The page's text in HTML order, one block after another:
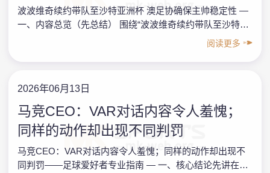
波波维奇续约带队至沙特亚洲杯 澳足协确保主帅稳定性 —
一、内容总览（先总结） 围绕“波波维奇续约带队至沙特亚
洲杯，澳足协确保主帅稳定性”这件事，可以归纳出……
阅读更多
2026年06月13日
马竞CEO：VAR对话内容令人羞愧；
同样的动作却出现不同判罚
马竞CEO：VAR对话内容令人羞愧；同样的动作却出现不
同判罚——足球爱好者专业指南 — 一、核心结论先讲在前